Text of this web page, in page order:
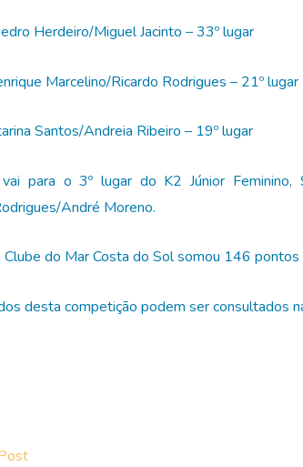
Herdeiro/Miguel Jacinto – 33º lugar
Marcelino/Ricardo Rodrigues – 21º lugar
Santos/Andreia Ribeiro – 19º lugar
para o 3º lugar do K2 Júnior
André Moreno.
do Mar Costa do Sol somou 146 pontos
desta competição podem ser consultados